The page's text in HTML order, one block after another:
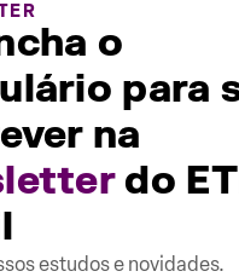
o
para
na
do
estudos e novidades.